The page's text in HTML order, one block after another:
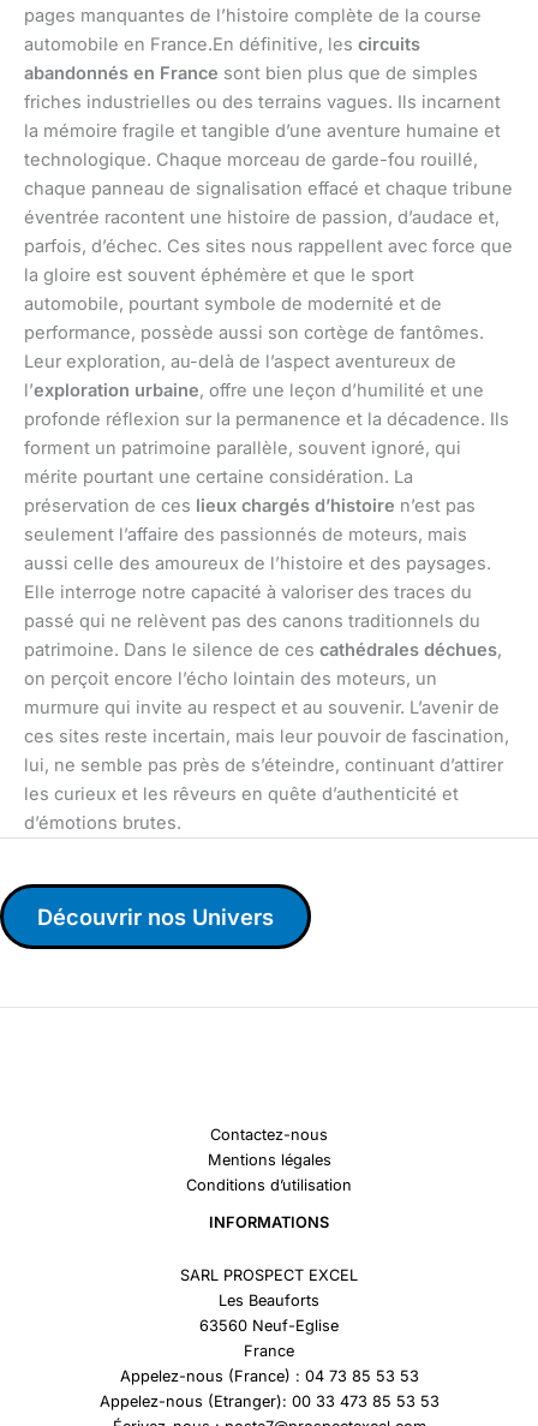
pages manquantes de l’histoire complète de la course
automobile en France.En définitive, les circuits
abandonnés en France sont bien plus que de simples
friches industrielles ou des terrains vagues. Ils incarnent
la mémoire fragile et tangible d’une aventure humaine et
technologique. Chaque morceau de garde-fou rouillé,
chaque panneau de signalisation effacé et chaque tribune
éventrée racontent une histoire de passion, d’audace et,
parfois, d’échec. Ces sites nous rappellent avec force que
la gloire est souvent éphémère et que le sport
automobile, pourtant symbole de modernité et de
performance, possède aussi son cortège de fantômes.
Leur exploration, au-delà de l’aspect aventureux de
l’exploration urbaine, offre une leçon d’humilité et une
profonde réflexion sur la permanence et la décadence. Ils
forment un patrimoine parallèle, souvent ignoré, qui
mérite pourtant une certaine considération. La
préservation de ces lieux chargés d’histoire n’est pas
seulement l’affaire des passionnés de moteurs, mais
aussi celle des amoureux de l’histoire et des paysages.
Elle interroge notre capacité à valoriser des traces du
passé qui ne relèvent pas des canons traditionnels du
patrimoine. Dans le silence de ces cathédrales déchues,
on perçoit encore l’écho lointain des moteurs, un
murmure qui invite au respect et au souvenir. L’avenir de
ces sites reste incertain, mais leur pouvoir de fascination,
lui, ne semble pas près de s’éteindre, continuant d’attirer
les curieux et les rêveurs en quête d’authenticité et
d’émotions brutes.
Découvrir nos Univers
Contactez-nous
Mentions légales
Conditions d’utilisation
INFORMATIONS
SARL PROSPECT EXCEL
Les Beauforts
63560 Neuf-Eglise
France
Appelez-nous (France) : 04 73 85 53 53
Appelez-nous (Etranger): 00 33 473 85 53 53